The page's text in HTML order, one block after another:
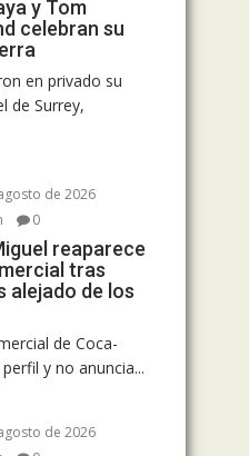
y Tom
celebran su
en privado su
de Surrey,
de 2026
0
reaparece
tras
alejado de los
de Coca-
y no anuncia...
de 2026